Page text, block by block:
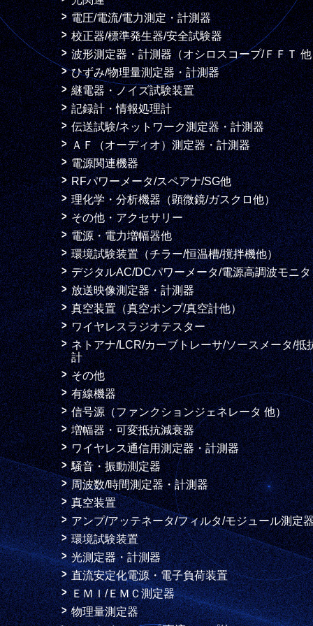
電圧/電流/電力測定・計測器
校正器/標準発生器/安全試験器
波形測定器・計測器（オシロスコープ/ＦＦＴ
ひずみ/物理量測定器・計測器
継電器・ノイズ試験装置
記録計・情報処理計
伝送試験/ネットワーク測定器・計測器
ＡＦ（オーディオ）測定器・計測器
電源関連機器
RFパワーメータ/スペアナ/SG他
理化学・分析機器（顕微鏡/ガスクロ他）
その他・アクセサリー
電源・電力増幅器他
環境試験装置（チラー/恒温槽/撹拌機他）
デジタルAC/DCパワーメータ/電源高調波モニタ
放送映像測定器・計測器
真空装置（真空ポンプ/真空計他）
ワイヤレスラジオテスター
ネトアナ/LCR/カーブトレーサ/ソースメータ/抵
計
その他
有線機器
信号源（ファンクションジェネレータ 他）
増幅器・可変抵抗減衰器
ワイヤレス通信用測定器・計測器
騒音・振動測定器
周波数/時間測定器・計測器
真空装置
アンプ/アッテネータ/フィルタ/モジュール測定
環境試験装置
光測定器・計測器
直流安定化電源・電子負荷装置
ＥＭＩ/ＥＭＣ測定器
物理量測定器